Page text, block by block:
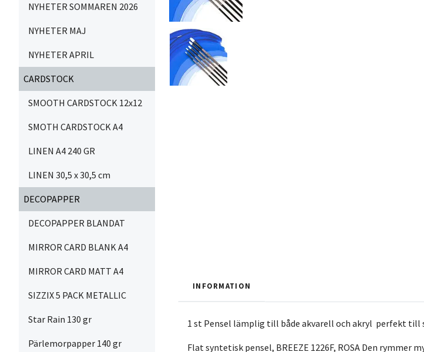
NYHETER SOMMAREN 2026
NYHETER MAJ
NYHETER APRIL
CARDSTOCK
SMOOTH CARDSTOCK 12x12
SMOTH CARDSTOCK A4
LINEN A4 240 GR
LINEN 30,5 x 30,5 cm
DECOPAPPER
DECOPAPPER BLANDAT
MIRROR CARD BLANK A4
MIRROR CARD MATT A4
SIZZIX 5 PACK METALLIC
Star Rain 130 gr
Pärlemorpapper 140 gr
INFORMATION
1 st Pensel lämplig till både akvarell och akryl perfekt till
Flat syntetisk pensel, BREEZE 1226F, ROSA Den